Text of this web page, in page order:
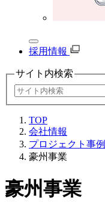
採用情報
サイト内検索
TOP
会社情報
プロジェクト事例
豪州事業
豪州事業